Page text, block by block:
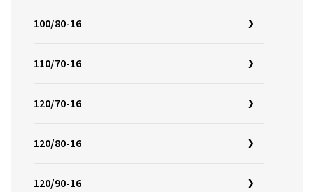
100/80-16
110/70-16
120/70-16
120/80-16
120/90-16